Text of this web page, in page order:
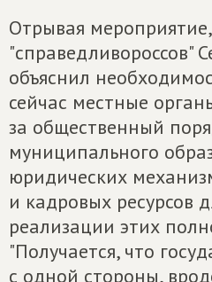
Отрывая
"справедливороссов"
объяснил
сейчас местные
за общественный
муниципального
юридических
и кадровых ресурсов
реализации этих
"Получается, что
с одной стороны,